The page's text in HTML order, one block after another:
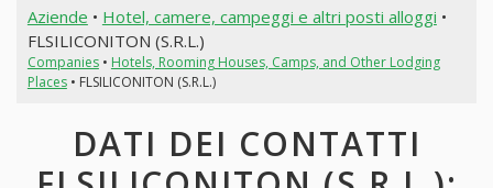
Aziende • Hotel, camere, campeggi e altri posti alloggi •
FLSILICONITON (S.R.L.)
Companies• Hotels, Rooming Houses, Camps, and Other Lodging
Places• FLSILICONITON (S.R.L.)
DATI DEI CONTATTI